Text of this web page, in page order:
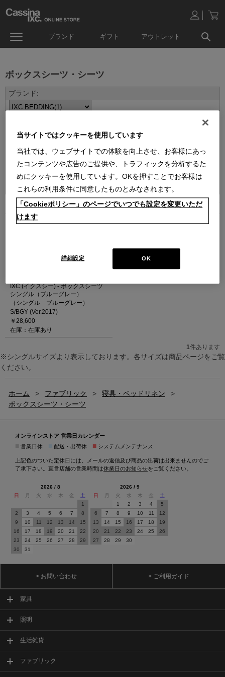
ブランド ギフト アウトレット
ボックスシーツ・シーツ
並べ替え：
1件あります
IXC (イクスシー) - ボックスシーツ
シングル（ブルーグレー）
（シングル ブルーグレー）
S/BGY (Ver.2017)
￥28,600
在庫：在庫あり
1件あります
※シングルサイズより表示しております。各サイズは商品ページをご覧
ください。
ホーム > ファブリック > 寝具・ベッドリネン
>
ボックスシーツ・シーツ
オンラインストア 営業日カレンダー
営業日休 配送・出荷休 ■ システムメンテナンス
上記色のついた定休日には、メールの返信及び商品の出荷は出来ませんのでご
了承下さい。直営店舗の営業時間は休業日のお知らせをご覧ください。
2026 / 8
日
月 火 水 木 金
土
1
2
3 4 5 6 7
8
9
10 11 12 13 14
15
16
17 18 19 20 21
22
23
24 25 26 27 28
29
30
31
2026 / 9
日
月 火 水 木 金
土
1
2 3 4
5
6
7 8 9 10 11
12
13
14 15 16 17 18
19
20
21 22 23 24 25
26
27
28 29 30
> お問い合わせ > ご利用ガイド
家具
照明
生活雑貨
ファブリック
当サイトではクッキーを使用しています
当社では、ウェブサイトでの体験を向上させ、お客様にあっ
たコンテンツや広告のご提供や、トラフィックを分析するた
めにクッキーを使用しています。OKを押すことでお客様は
これらの利用条件に同意したものとみなされます。
「Cookieポリシー」のページでいつでも設定を変更いただ
けます
OK
詳細設定